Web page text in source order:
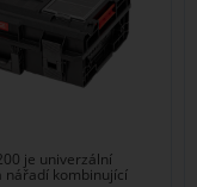
je univerzální
nářadí kombinující